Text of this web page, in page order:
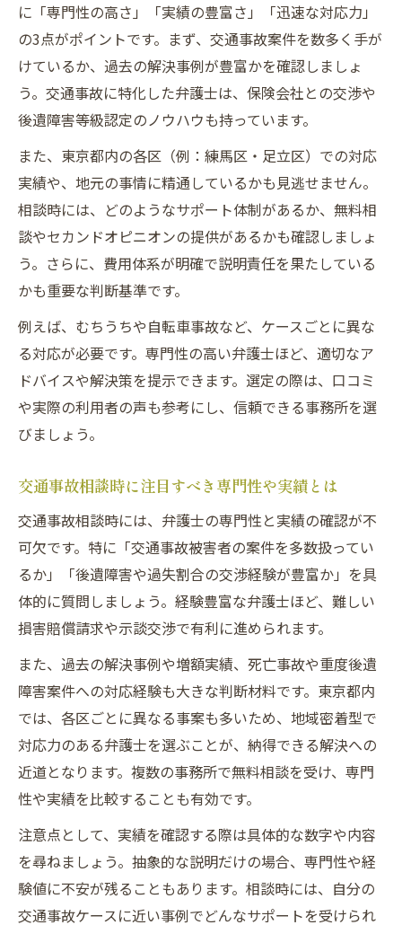
専門性を見極める交通事故弁護士の実績一
覧の活用
賠償金増額を目指す弁護士選定のコツ
交通事故で賠償金増額を狙う弁護士選びの
要点
東京都で交通事故被害者が賠償金を最大化
する方法
交通事故の賠償金交渉に強い弁護士の特徴
とは
交通事故被害者が押さえるべき増額実績の
ある弁護士
交通事故に強い弁護士選びで賠償交渉を有
利に進める
弁護士特約活用で交通事故費用を抑える方法
交通事故被害者が弁護士特約を活用するメ
東京都で交通事故費用を抑える弁護士特約
交通事故に強い弁護士が教える特約活用の
ポイント
交通事故費用負担を軽減する弁護士特約の
基礎知識
交通事故相談で弁護士特約を利用する際の
注意点
過失割合で差がつく交通事故サポートの秘訣
交通事故の過失割合交渉に強い弁護士の選
び方
東京都の交通事故で過失割合が争点になる
理由
交通事故に強い弁護士がサポートする過失
割合の調整
交通事故被害者が知りたい過失割合と賠償
に「専門性の高さ」「実績の豊富さ」「迅速な対応力」
の3点がポイントです。まず、交通事故案件を数多く手が
けているか、過去の解決事例が豊富かを確認しましょ
う。交通事故に特化した弁護士は、保険会社との交渉や
後遺障害等級認定のノウハウも持っています。
また、東京都内の各区（例：練馬区・足立区）での対応
実績や、地元の事情に精通しているかも見逃せません。
相談時には、どのようなサポート体制があるか、無料相
談やセカンドオピニオンの提供があるかも確認しましょ
う。さらに、費用体系が明確で説明責任を果たしている
かも重要な判断基準です。
例えば、むちうちや自転車事故など、ケースごとに異な
る対応が必要です。専門性の高い弁護士ほど、適切なア
ドバイスや解決策を提示できます。選定の際は、口コミ
や実際の利用者の声も参考にし、信頼できる事務所を選
びましょう。
交通事故相談時に注目すべき専門性や実績とは
交通事故相談時には、弁護士の専門性と実績の確認が不
可欠です。特に「交通事故被害者の案件を多数扱ってい
るか」「後遺障害や過失割合の交渉経験が豊富か」を具
体的に質問しましょう。経験豊富な弁護士ほど、難しい
損害賠償請求や示談交渉で有利に進められます。
また、過去の解決事例や増額実績、死亡事故や重度後遺
障害案件への対応経験も大きな判断材料です。東京都内
では、各区ごとに異なる事案も多いため、地域密着型で
対応力のある弁護士を選ぶことが、納得できる解決への
近道となります。複数の事務所で無料相談を受け、専門
性や実績を比較することも有効です。
注意点として、実績を確認する際は具体的な数字や内容
を尋ねましょう。抽象的な説明だけの場合、専門性や経
験値に不安が残ることもあります。相談時には、自分の
交通事故ケースに近い事例でどんなサポートを受けられ